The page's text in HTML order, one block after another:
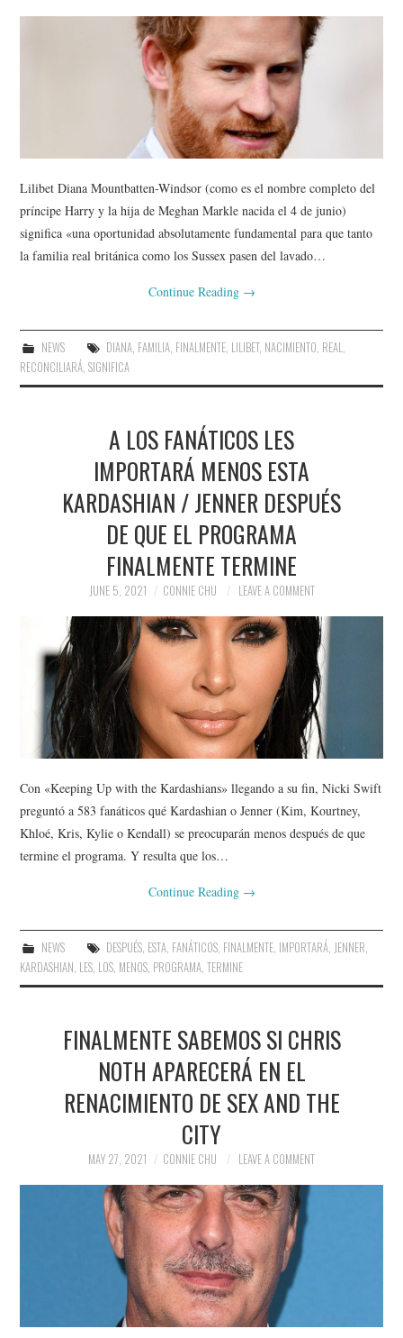
Lilibet Diana Mountbatten-Windsor (como es el nombre completo del
príncipe Harry y la hija de Meghan Markle nacida el 4 de junio)
significa «una oportunidad absolutamente fundamental para que tanto
la familia real británica como los Sussex pasen del lavado…
Continue Reading →
NEWS DIANA, FAMILIA, FINALMENTE, LILIBET, NACIMIENTO, REAL,
RECONCILIARÁ,SIGNIFICA
A LOS FANÁTICOS LES
IMPORTARÁ MENOS ESTA
KARDASHIAN / JENNER DESPUÉS
DE QUE EL PROGRAMA
FINALMENTE TERMINE
JUNE 5, 2021 CONNIE CHU LEAVE A COMMENT
Con «Keeping Up with the Kardashians» llegando a su fin, Nicki Swift
preguntó a 583 fanáticos qué Kardashian o Jenner (Kim, Kourtney,
Khloé, Kris, Kylie o Kendall) se preocuparán menos después de que
termine el programa. Y resulta que los…
Continue Reading →
NEWS DESPUÉS, ESTA, FANÁTICOS, FINALMENTE, IMPORTARÁ, JENNER,
KARDASHIAN, LES, LOS, MENOS, PROGRAMA,TERMINE
FINALMENTE SABEMOS SI CHRIS
NOTH APARECERÁ EN EL
RENACIMIENTO DE SEX AND THE
CITY
MAY 27, 2021 CONNIE CHU LEAVE A COMMENT